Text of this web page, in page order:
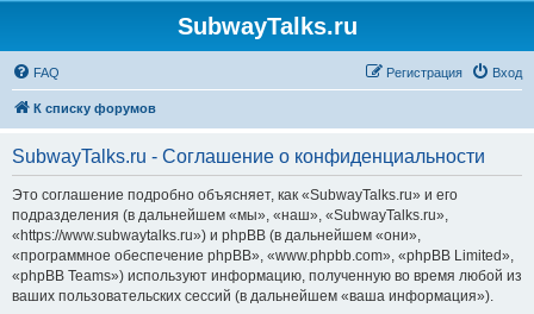
SubwayTalks.ru
FAQ Вход
Регистрация
К списку форумов
SubwayTalks.ru - Соглашение о конфиденциальности
Это соглашение подробно объясняет, как «SubwayTalks.ru» и его
подразделения (в дальнейшем «мы», «наш», «SubwayTalks.ru»,
«https://www.subwaytalks.ru») и phpBB (в дальнейшем «они»,
«программное обеспечение phpBB», «www.phpbb.com», «phpBB Limited»,
«phpBB Teams») используют информацию, полученную во время любой из
ваших пользовательских сессий (в дальнейшем «ваша информация»).